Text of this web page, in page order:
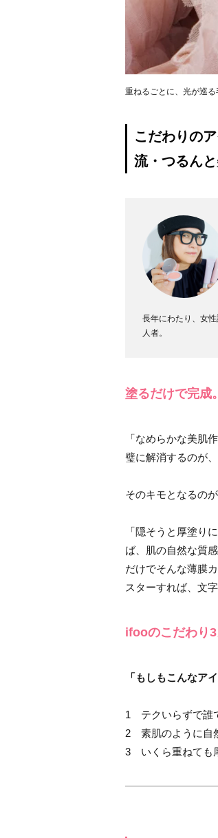
重ねるごとに、光が巡
こだわりの
流・つるん
長年にわたり、女
人者。
塗るだけで完成
「なめらかな美肌
璧に解消するのが
そのキモとなるの
「隠そうと厚塗り
ば、肌の自然な質
だけでそんな薄膜
スターすれば、文
ifooのこだわり
「もしもこんなア
1 テクいらずで誰
2 素肌のように自
3 いくら重ねても